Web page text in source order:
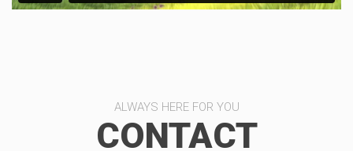
ALWAYS HERE FOR YOU
CONTACT